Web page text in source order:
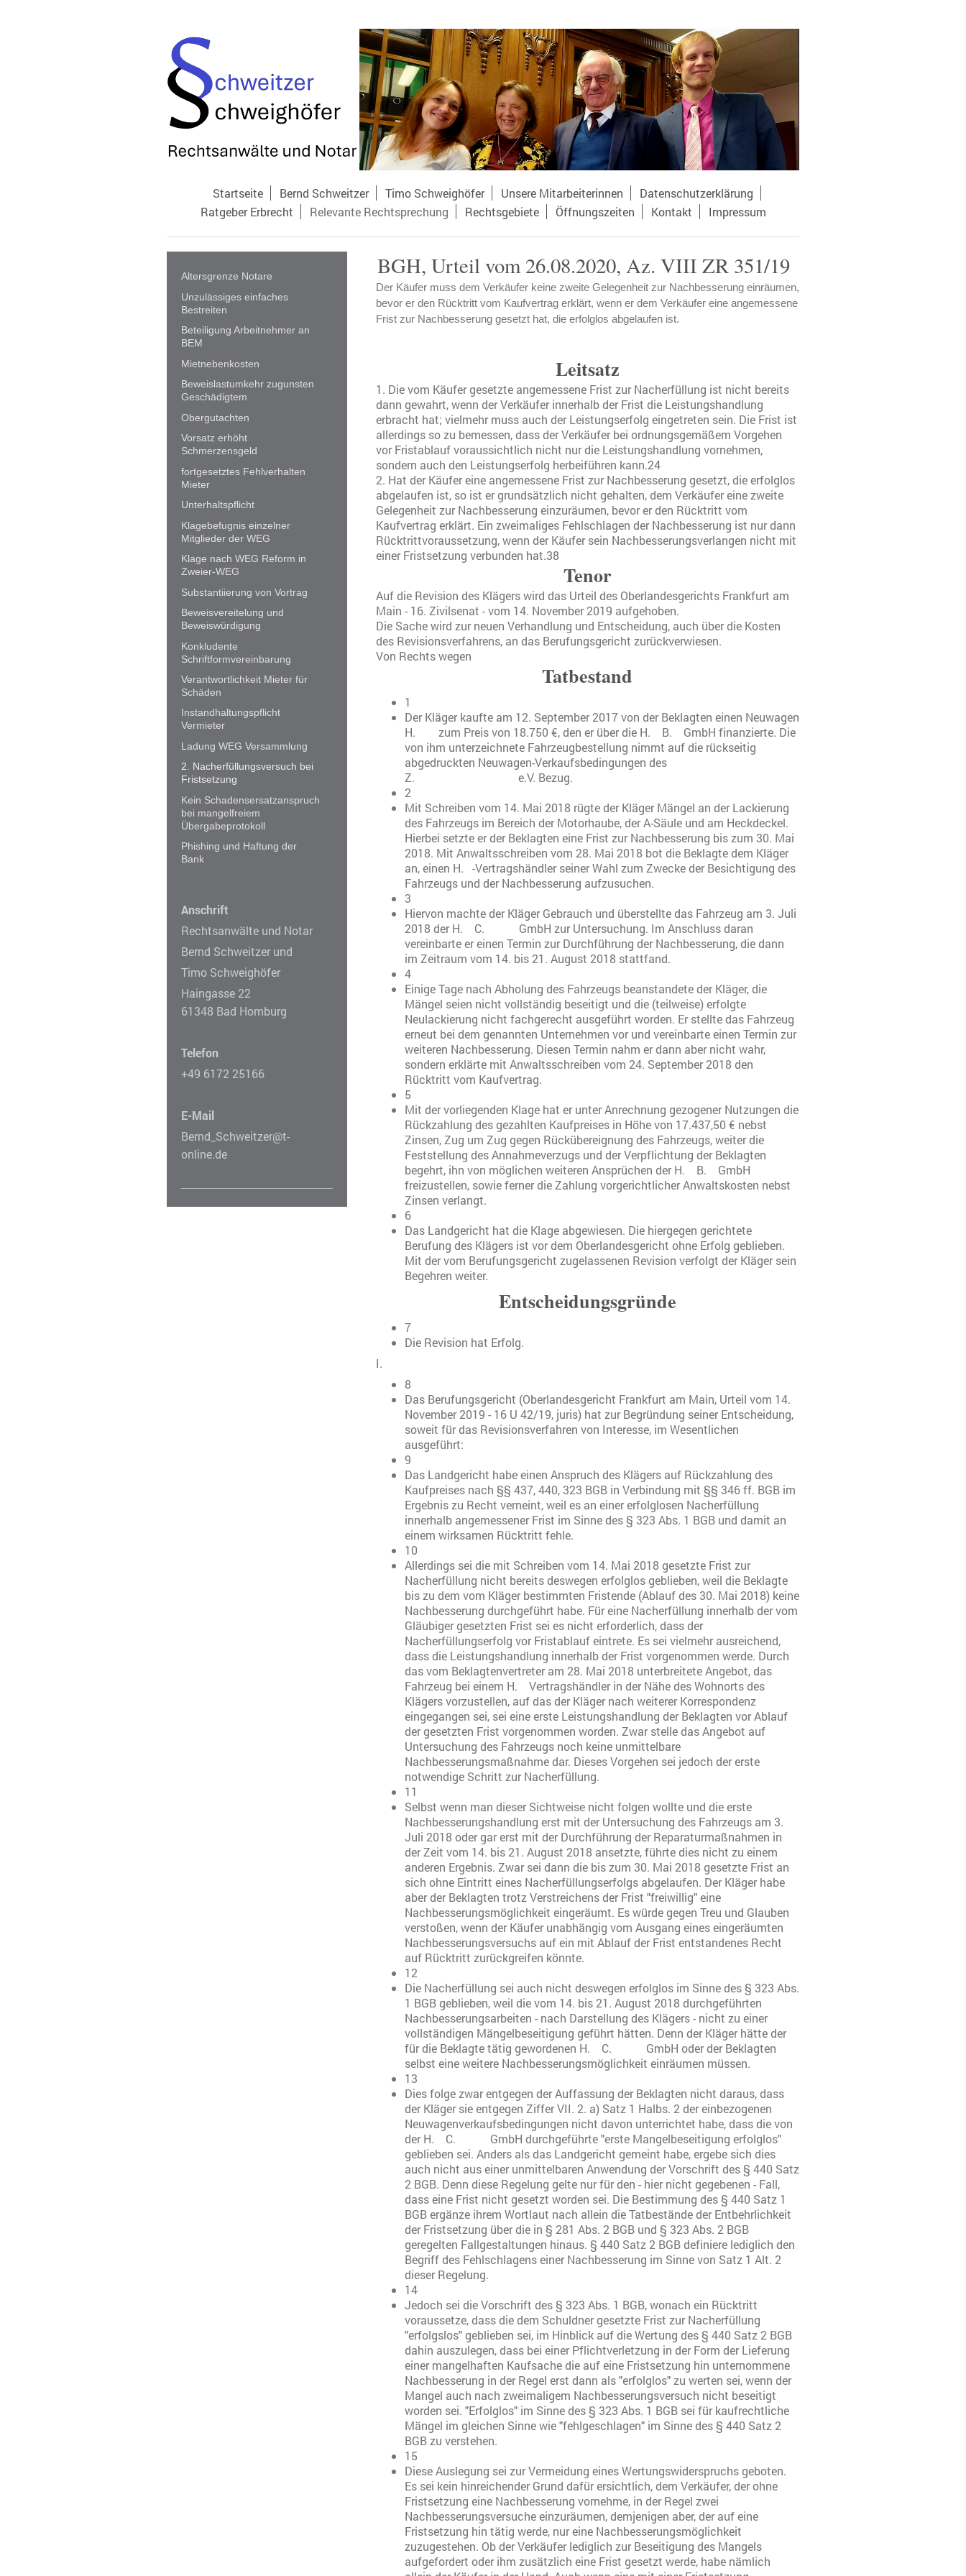
Startseite Bernd Schweitzer Timo Schweighöfer Unsere Mitarbeiterinnen
Datenschutzerklärung
Ratgeber Erbrecht
Relevante Rechtsprechung Rechtsgebiete Öffnungszeiten Kontakt Impressum
BGH, Urteil vom 26.08.2020, Az. VIII ZR 351/19
Der Käufer muss dem Verkäufer keine zweite Gelegenheit zur Nachbesserung einräumen,
bevor er den Rücktritt vom Kaufvertrag erklärt, wenn er dem Verkäufer eine angemessene
Frist zur Nachbesserung gesetzt hat, die erfolglos abgelaufen ist.
Leitsatz
1. Die vom Käufer gesetzte angemessene Frist zur Nacherfüllung ist nicht bereits
dann gewahrt, wenn der Verkäufer innerhalb der Frist die Leistungshandlung
erbracht hat; vielmehr muss auch der Leistungserfolg eingetreten sein. Die Frist ist
allerdings so zu bemessen, dass der Verkäufer bei ordnungsgemäßem Vorgehen
vor Fristablauf voraussichtlich nicht nur die Leistungshandlung vornehmen,
sondern auch den Leistungserfolg herbeiführen kann.24
2. Hat der Käufer eine angemessene Frist zur Nachbesserung gesetzt, die erfolglos
abgelaufen ist, so ist er grundsätzlich nicht gehalten, dem Verkäufer eine zweite
Gelegenheit zur Nachbesserung einzuräumen, bevor er den Rücktritt vom
Kaufvertrag erklärt. Ein zweimaliges Fehlschlagen der Nachbesserung ist nur dann
Rücktrittvoraussetzung, wenn der Käufer sein Nachbesserungsverlangen nicht mit
einer Fristsetzung verbunden hat.38
Tenor
Auf die Revision des Klägers wird das Urteil des Oberlandesgerichts Frankfurt am
Main - 16. Zivilsenat - vom 14. November 2019 aufgehoben.
Die Sache wird zur neuen Verhandlung und Entscheidung, auch über die Kosten
des Revisionsverfahrens, an das Berufungsgericht zurückverwiesen.
Von Rechts wegen
Tatbestand
1
Der Kläger kaufte am 12. September 2017 von der Beklagten einen Neuwagen
H. zum Preis von 18.750 €, den er über die H. B. GmbH finanzierte. Die
von ihm unterzeichnete Fahrzeugbestellung nimmt auf die rückseitig
abgedruckten Neuwagen-Verkaufsbedingungen des
Z. e.V. Bezug.
2
Mit Schreiben vom 14. Mai 2018 rügte der Kläger Mängel an der Lackierung
des Fahrzeugs im Bereich der Motorhaube, der A-Säule und am Heckdeckel.
Hierbei setzte er der Beklagten eine Frist zur Nachbesserung bis zum 30. Mai
2018. Mit Anwaltsschreiben vom 28. Mai 2018 bot die Beklagte dem Kläger
an, einen H. -Vertragshändler seiner Wahl zum Zwecke der Besichtigung des
Fahrzeugs und der Nachbesserung aufzusuchen.
3
Hiervon machte der Kläger Gebrauch und überstellte das Fahrzeug am 3. Juli
2018 der H. C. GmbH zur Untersuchung. Im Anschluss daran
vereinbarte er einen Termin zur Durchführung der Nachbesserung, die dann
im Zeitraum vom 14. bis 21. August 2018 stattfand.
4
Einige Tage nach Abholung des Fahrzeugs beanstandete der Kläger, die
Mängel seien nicht vollständig beseitigt und die (teilweise) erfolgte
Neulackierung nicht fachgerecht ausgeführt worden. Er stellte das Fahrzeug
erneut bei dem genannten Unternehmen vor und vereinbarte einen Termin zur
weiteren Nachbesserung. Diesen Termin nahm er dann aber nicht wahr,
sondern erklärte mit Anwaltsschreiben vom 24. September 2018 den
Rücktritt vom Kaufvertrag.
5
Mit der vorliegenden Klage hat er unter Anrechnung gezogener Nutzungen die
Rückzahlung des gezahlten Kaufpreises in Höhe von 17.437,50 € nebst
Zinsen, Zug um Zug gegen Rückübereignung des Fahrzeugs, weiter die
Feststellung des Annahmeverzugs und der Verpflichtung der Beklagten
begehrt, ihn von möglichen weiteren Ansprüchen der H. B. GmbH
freizustellen, sowie ferner die Zahlung vorgerichtlicher Anwaltskosten nebst
Zinsen verlangt.
6
Das Landgericht hat die Klage abgewiesen. Die hiergegen gerichtete
Berufung des Klägers ist vor dem Oberlandesgericht ohne Erfolg geblieben.
Mit der vom Berufungsgericht zugelassenen Revision verfolgt der Kläger sein
Begehren weiter.
Entscheidungsgründe
7
Die Revision hat Erfolg.
I.
8
Das Berufungsgericht (Oberlandesgericht Frankfurt am Main, Urteil vom 14.
November 2019 - 16 U 42/19, juris) hat zur Begründung seiner Entscheidung,
soweit für das Revisionsverfahren von Interesse, im Wesentlichen
ausgeführt:
9
Das Landgericht habe einen Anspruch des Klägers auf Rückzahlung des
Kaufpreises nach §§ 437, 440, 323 BGB in Verbindung mit §§ 346 ff. BGB im
Ergebnis zu Recht verneint, weil es an einer erfolglosen Nacherfüllung
innerhalb angemessener Frist im Sinne des § 323 Abs. 1 BGB und damit an
einem wirksamen Rücktritt fehle.
10
Allerdings sei die mit Schreiben vom 14. Mai 2018 gesetzte Frist zur
Nacherfüllung nicht bereits deswegen erfolglos geblieben, weil die Beklagte
bis zu dem vom Kläger bestimmten Fristende (Ablauf des 30. Mai 2018) keine
Nachbesserung durchgeführt habe. Für eine Nacherfüllung innerhalb der vom
Gläubiger gesetzten Frist sei es nicht erforderlich, dass der
Nacherfüllungserfolg vor Fristablauf eintrete. Es sei vielmehr ausreichend,
dass die Leistungshandlung innerhalb der Frist vorgenommen werde. Durch
das vom Beklagtenvertreter am 28. Mai 2018 unterbreitete Angebot, das
Fahrzeug bei einem H. Vertragshändler in der Nähe des Wohnorts des
Klägers vorzustellen, auf das der Kläger nach weiterer Korrespondenz
eingegangen sei, sei eine erste Leistungshandlung der Beklagten vor Ablauf
der gesetzten Frist vorgenommen worden. Zwar stelle das Angebot auf
Untersuchung des Fahrzeugs noch keine unmittelbare
Nachbesserungsmaßnahme dar. Dieses Vorgehen sei jedoch der erste
notwendige Schritt zur Nacherfüllung.
11
Selbst wenn man dieser Sichtweise nicht folgen wollte und die erste
Nachbesserungshandlung erst mit der Untersuchung des Fahrzeugs am 3.
Juli 2018 oder gar erst mit der Durchführung der Reparaturmaßnahmen in
der Zeit vom 14. bis 21. August 2018 ansetzte, führte dies nicht zu einem
anderen Ergebnis. Zwar sei dann die bis zum 30. Mai 2018 gesetzte Frist an
sich ohne Eintritt eines Nacherfüllungserfolgs abgelaufen. Der Kläger habe
aber der Beklagten trotz Verstreichens der Frist "freiwillig" eine
Nachbesserungsmöglichkeit eingeräumt. Es würde gegen Treu und Glauben
verstoßen, wenn der Käufer unabhängig vom Ausgang eines eingeräumten
Nachbesserungsversuchs auf ein mit Ablauf der Frist entstandenes Recht
auf Rücktritt zurückgreifen könnte.
12
Die Nacherfüllung sei auch nicht deswegen erfolglos im Sinne des § 323 Abs.
1 BGB geblieben, weil die vom 14. bis 21. August 2018 durchgeführten
Nachbesserungsarbeiten - nach Darstellung des Klägers - nicht zu einer
vollständigen Mängelbeseitigung geführt hätten. Denn der Kläger hätte der
für die Beklagte tätig gewordenen H. C. GmbH oder der Beklagten
selbst eine weitere Nachbesserungsmöglichkeit einräumen müssen.
13
Dies folge zwar entgegen der Auffassung der Beklagten nicht daraus, dass
der Kläger sie entgegen Ziffer VII. 2. a) Satz 1 Halbs. 2 der einbezogenen
Neuwagenverkaufsbedingungen nicht davon unterrichtet habe, dass die von
der H. C. GmbH durchgeführte "erste Mangelbeseitigung erfolglos"
geblieben sei. Anders als das Landgericht gemeint habe, ergebe sich dies
auch nicht aus einer unmittelbaren Anwendung der Vorschrift des § 440 Satz
2 BGB. Denn diese Regelung gelte nur für den - hier nicht gegebenen - Fall,
dass eine Frist nicht gesetzt worden sei. Die Bestimmung des § 440 Satz 1
BGB ergänze ihrem Wortlaut nach allein die Tatbestände der Entbehrlichkeit
der Fristsetzung über die in § 281 Abs. 2 BGB und § 323 Abs. 2 BGB
geregelten Fallgestaltungen hinaus. § 440 Satz 2 BGB definiere lediglich den
Begriff des Fehlschlagens einer Nachbesserung im Sinne von Satz 1 Alt. 2
dieser Regelung.
14
Jedoch sei die Vorschrift des § 323 Abs. 1 BGB, wonach ein Rücktritt
voraussetze, dass die dem Schuldner gesetzte Frist zur Nacherfüllung
"erfolgslos" geblieben sei, im Hinblick auf die Wertung des § 440 Satz 2 BGB
dahin auszulegen, dass bei einer Pflichtverletzung in der Form der Lieferung
einer mangelhaften Kaufsache die auf eine Fristsetzung hin unternommene
Nachbesserung in der Regel erst dann als "erfolglos" zu werten sei, wenn der
Mangel auch nach zweimaligem Nachbesserungsversuch nicht beseitigt
worden sei. "Erfolglos" im Sinne des § 323 Abs. 1 BGB sei für kaufrechtliche
Mängel im gleichen Sinne wie "fehlgeschlagen" im Sinne des § 440 Satz 2
BGB zu verstehen.
15
Diese Auslegung sei zur Vermeidung eines Wertungswiderspruchs geboten.
Es sei kein hinreichender Grund dafür ersichtlich, dem Verkäufer, der ohne
Fristsetzung eine Nachbesserung vornehme, in der Regel zwei
Nachbesserungsversuche einzuräumen, demjenigen aber, der auf eine
Fristsetzung hin tätig werde, nur eine Nachbesserungsmöglichkeit
zuzugestehen. Ob der Verkäufer lediglich zur Beseitigung des Mangels
aufgefordert oder ihm zusätzlich eine Frist gesetzt werde, habe nämlich
Altersgrenze Notare
Unzulässiges einfaches
Bestreiten
Beteiligung Arbeitnehmer an
BEM
Mietnebenkosten
Beweislastumkehr zugunsten
Geschädigtem
Obergutachten
Vorsatz erhöht
Schmerzensgeld
fortgesetztes Fehlverhalten
Mieter
Unterhaltspflicht
Klagebefugnis einzelner
Mitglieder der WEG
Klage nach WEG Reform in
Zweier-WEG
Substantiierung von Vortrag
Beweisvereitelung und
Beweiswürdigung
Konkludente
Schriftformvereinbarung
Verantwortlichkeit Mieter für
Schäden
Instandhaltungspflicht
Vermieter
Ladung WEG Versammlung
2. Nacherfüllungsversuch bei
Fristsetzung
Kein Schadensersatzanspruch
bei mangelfreiem
Übergabeprotokoll
Phishing und Haftung der
Bank
Anschrift
Rechtsanwälte und Notar
Bernd Schweitzer und
Timo Schweighöfer
Haingasse 22
61348 Bad Homburg
Telefon
+49 6172 25166
E-Mail
Bernd_Schweitzer@t-
online.de